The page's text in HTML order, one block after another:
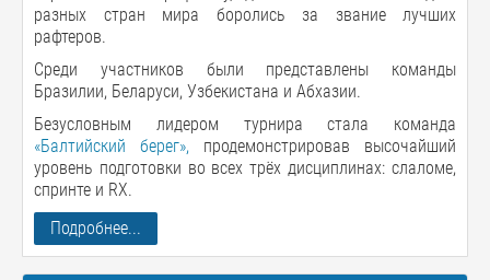
разных стран мира боролись за звание лучших
рафтеров.
Среди участников были представлены команды
Бразилии, Беларуси, Узбекистана и Абхазии.
Безусловным лидером турнира стала команда
«Балтийский берег», продемонстрировав высочайший
уровень подготовки во всех трёх дисциплинах: слаломе,
спринте и RX.
Подробнее...